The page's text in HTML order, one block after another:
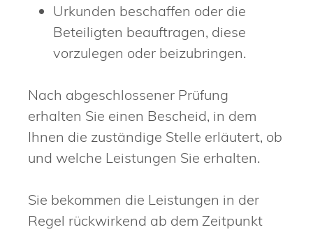
Urkunden beschaffen oder die
Beteiligten beauftragen, diese
vorzulegen oder beizubringen.
Nach abgeschlossener Prüfung
erhalten Sie einen Bescheid, in dem
Ihnen die zuständige Stelle erläutert, ob
und welche Leistungen Sie erhalten.
Sie bekommen die Leistungen in der
Regel rückwirkend ab dem Zeitpunkt